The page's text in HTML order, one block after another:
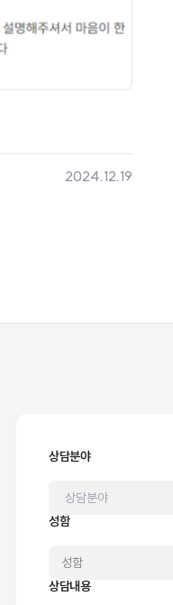
2024.12.19
상담분야
성함
상담내용